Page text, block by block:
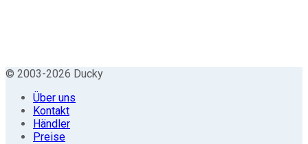
© 2003-2026 Ducky
Über uns
Kontakt
Händler
Preise